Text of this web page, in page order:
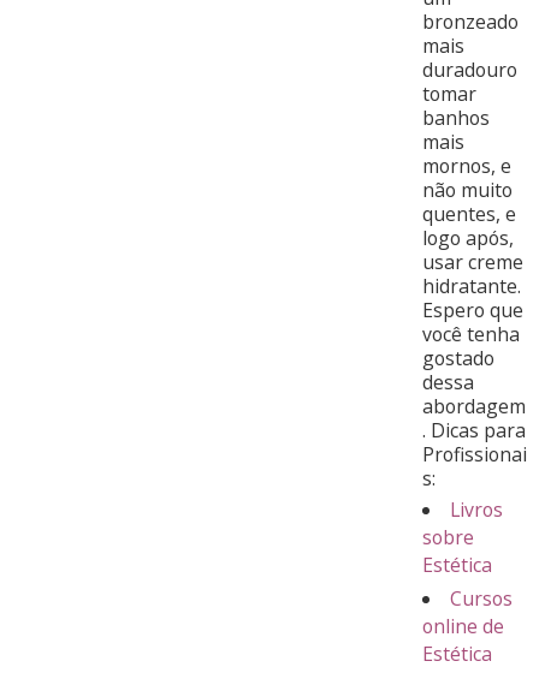
bronzeado
mais
duradouro
tomar
banhos
mais
mornos, e
não muito
quentes, e
logo após,
usar creme
hidratante.
Espero que
você tenha
gostado
dessa
abordagem
. Dicas para
Profissionai
s:
Livros
sobre
Estética
Cursos
online de
Estética